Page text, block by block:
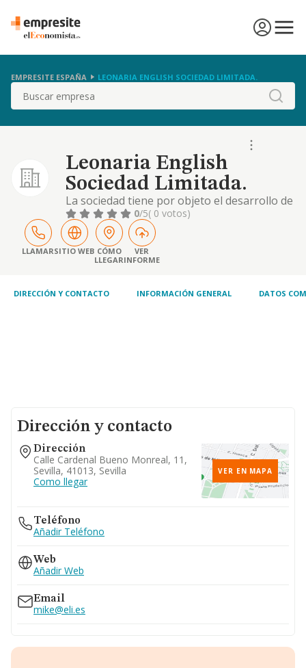
EMPRESITE ESPAÑA LEONARIA ENGLISH SOCIEDAD LIMITADA.
Buscar
Leonaria English
Sociedad Limitada.
La sociedad tiene por objeto el desarrollo de
las actividades correspondientes a los
siguientes códigos y descripciones de la
clasificación nacional de actividades
económicas: actividad principal: 85.59 / otra
educación
0/5( 0 votos)
LLAMARSITIO WEB CÓMO
LLEGAR
VER
INFORME
DIRECCIÓN Y CONTACTO INFORMACIÓN GENERAL DATOS
Dirección y contacto
Dirección
Calle Cardenal Bueno Monreal, 11,
Sevilla, 41013, Sevilla
Como llegar
VER EN MAPA
Teléfono
Añadir Teléfono
Web
Añadir Web
Email
mike@eli.es